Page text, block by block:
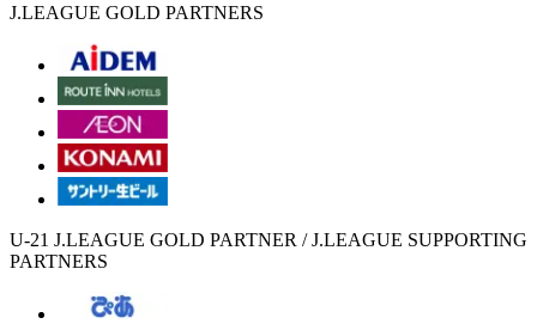
J.LEAGUE GOLD PARTNERS
U-21 J.LEAGUE GOLD PARTNER / J.LEAGUE SUPPORTING
PARTNERS